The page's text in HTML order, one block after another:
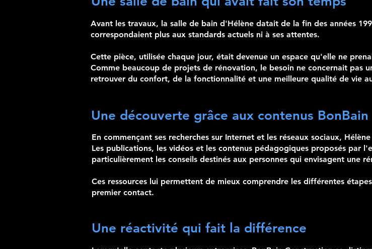
Avant les travaux, la salle de bain d'Hélène datait de la fin des années
correspondaient plus aux standards actuels ni à ses attentes.
Cette pièce, utilisée chaque jour, était devenue un espace qu'elle ne
Comme beaucoup de projets de rénovation, le besoin ne concernait pas
retrouver du confort, de la fonctionnalité et une meilleure qualité de vie
Une découverte grâce aux contenus BonBain
En commençant ses recherches sur Internet et les réseaux sociaux,
Les publications, les vidéos et les contenus pédagogiques proposés par
particulièrement les conseils destinés aux personnes qui envisagent une
Ces ressources lui permettent de mieux comprendre les différentes
premier contact.
Une réactivité qui fait la différence